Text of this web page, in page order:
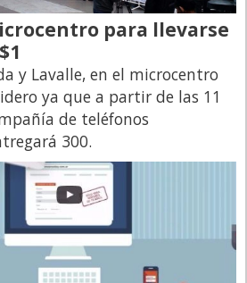
para llevarse
y Lavalle, en el microcentro
ya que a partir de las 11
de teléfonos
300.